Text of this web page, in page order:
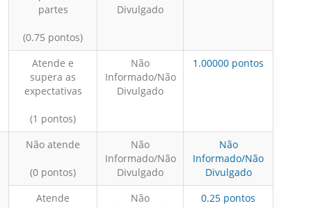
partes
(0.75 pontos)
Divulgado
Atende e
supera as
expectativas
(1 pontos)
Não
Informado/Não
Divulgado
1.00000 pontos
Não atende
(0 pontos)
Não
Informado/Não
Divulgado
Não
Informado/Não
Divulgado
Atende
Não
0.25 pontos